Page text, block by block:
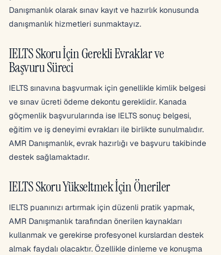
Danışmanlık olarak sınav kayıt ve hazırlık konusunda
danışmanlık hizmetleri sunmaktayız.
IELTS Skoru İçin Gerekli Evraklar ve
Başvuru Süreci
IELTS sınavına başvurmak için genellikle kimlik belgesi
ve sınav ücreti ödeme dekontu gereklidir. Kanada
göçmenlik başvurularında ise IELTS sonuç belgesi,
eğitim ve iş deneyimi evrakları ile birlikte sunulmalıdır.
AMR Danışmanlık, evrak hazırlığı ve başvuru takibinde
destek sağlamaktadır.
IELTS Skoru Yükseltmek İçin Öneriler
IELTS puanınızı artırmak için düzenli pratik yapmak,
AMR Danışmanlık tarafından önerilen kaynakları
kullanmak ve gerekirse profesyonel kurslardan destek
almak faydalı olacaktır. Özellikle dinleme ve konuşma